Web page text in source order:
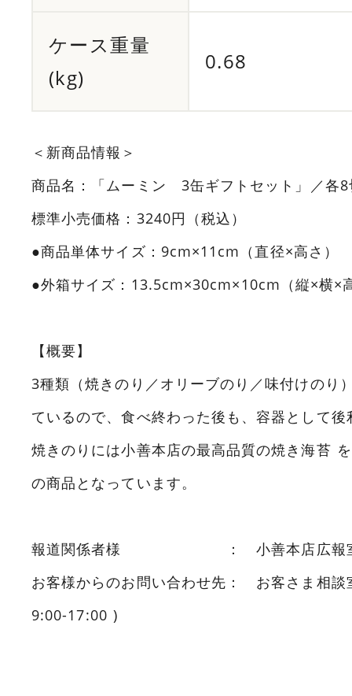
ケース重量
(kg)
0.68
＜新商品情報＞
商品名：「ムーミン 3缶ギフトセット」／各8
標準小売価格：3240円（税込）
●商品単体サイズ：9cm×11cm（直径×高さ）
●外箱サイズ：13.5cm×30cm×10cm（縦×横×
【概要】
3種類（焼きのり／オリーブのり／味付けのり
ているので、食べ終わった後も、容器として
焼きのりには小善本店の最高品質の焼き海苔
の商品となっています。
報道関係者様 ： 小善本店広報室
お客様からのお問い合わせ先： お客さま相